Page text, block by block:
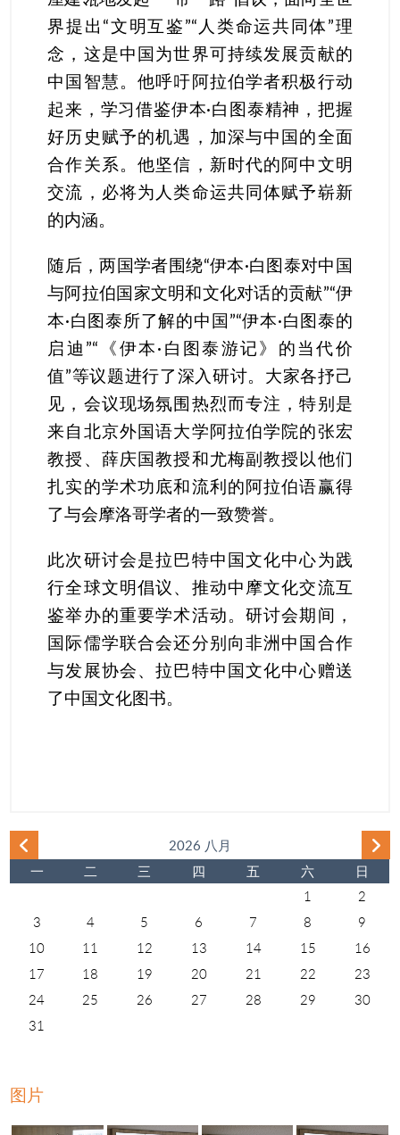
界提出“文明互鉴”“人类命运共同体”理
念，这是中国为世界可持续发展贡献的
中国智慧。他呼吁阿拉伯学者积极行动
起来，学习借鉴伊本·白图泰精神，把握
好历史赋予的机遇，加深与中国的全面
合作关系。他坚信，新时代的阿中文明
交流，必将为人类命运共同体赋予崭新
的内涵。
随后，两国学者围绕“伊本·白图泰对中国
与阿拉伯国家文明和文化对话的贡献”“伊
本·白图泰所了解的中国”“伊本·白图泰的
启迪”“《伊本·白图泰游记》的当代价
值”等议题进行了深入研讨。大家各抒己
见，会议现场氛围热烈而专注，特别是
来自北京外国语大学阿拉伯学院的张宏
教授、薛庆国教授和尤梅副教授以他们
扎实的学术功底和流利的阿拉伯语赢得
了与会摩洛哥学者的一致赞誉。
此次研讨会是拉巴特中国文化中心为践
行全球文明倡议、推动中摩文化交流互
鉴举办的重要学术活动。研讨会期间，
国际儒学联合会还分别向非洲中国合作
与发展协会、拉巴特中国文化中心赠送
了中国文化图书。
2026 八月
一
二 三 四 五 六
日
1
2
3
4 5 6 7 8
9
10
11 12 13 14 15
16
17
18 19 20 21 22
23
24
25 26 27 28 29
30
31
图片